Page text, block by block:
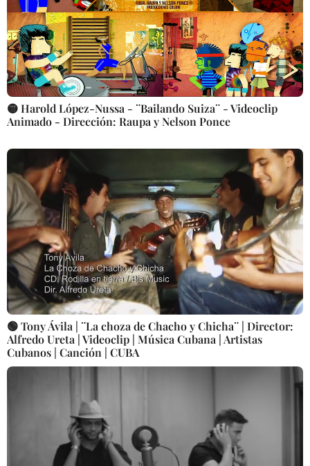
🟡 Harold López-Nussa - ¨Bailando Suiza¨ - Videoclip
Animado - Dirección: Raupa y Nelson Ponce
🟢 Tony Ávila | ¨La choza de Chacho y Chicha¨ | Director:
Alfredo Ureta | Videoclip | Música Cubana | Artistas
Cubanos | Canción | CUBA